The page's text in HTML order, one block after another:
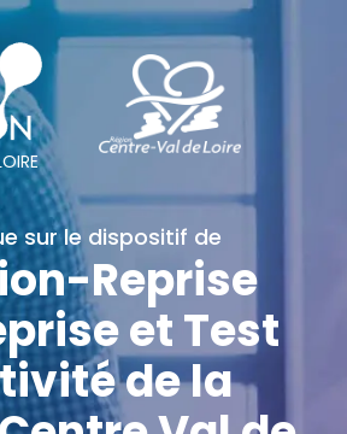
sur le dispositif de
Reprise
et Test
de la